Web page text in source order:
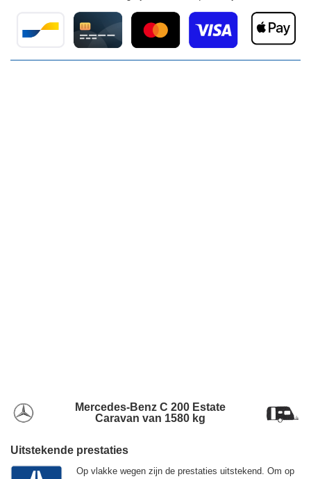
Mercedes-Benz C 200 Estate
Caravan van 1580 kg
Uitstekende prestaties
Op vlakke wegen zijn de prestaties uitstekend. Om op